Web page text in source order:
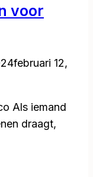
voor
februari 12,
Als iemand
draagt,